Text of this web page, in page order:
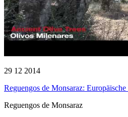
29 12 2014
Reguengos de Monsaraz: Europäische
Reguengos de Monsaraz